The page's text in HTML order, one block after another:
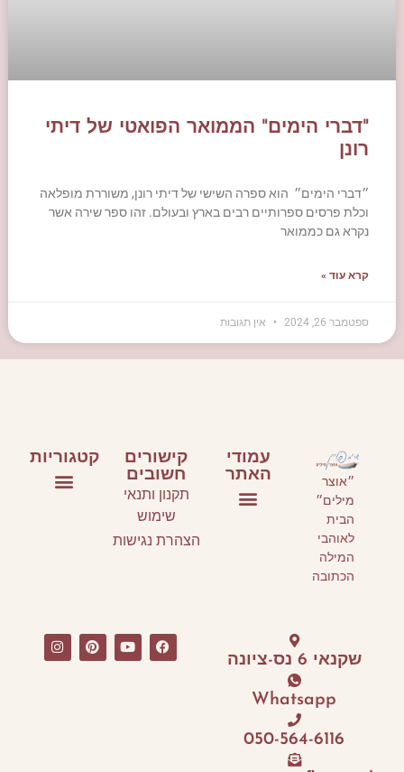
"דברי הימים" הממואר הפואטי של דיתי
רונן
״דברי הימים״ הוא ספרה השישי של דיתי רונן, משוררת מופלאה
וכלת פרסים ספרותיים רבים בארץ ובעולם. זהו ספר שירה אשר
נקרא גם כממואר
קרא עוד »
ספטמבר 26, 2024 אין תגובות
״אוצר
מילים״
הבית
לאוהבי
המילה
הכתובה
עמודי
האתר
קישורים
חשובים
תקנון ותנאי
שימוש
הצהרת נגישות
קטגוריות
שקנאי 6 נס-ציונה
Whatsapp
050-564-6116